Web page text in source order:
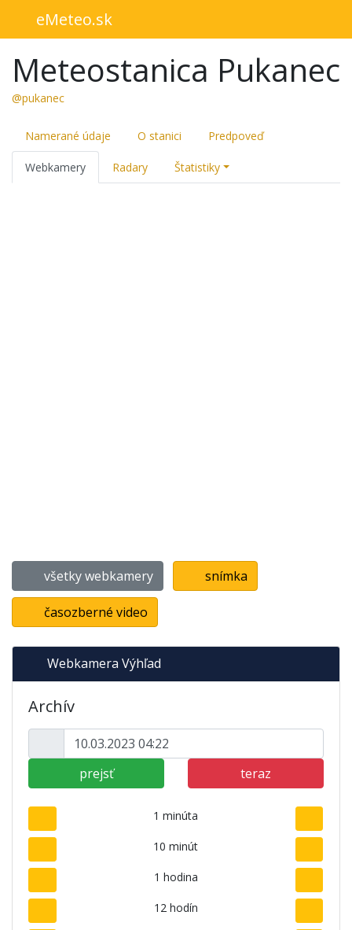
eMeteo.sk
Meteostanica Pukanec
@pukanec
Namerané údaje O stanici Predpoveď
Webkamery Radary Štatistiky
všetky webkamery snímka
časozberné video
Webkamera Výhľad
Archív
prejsť teraz
1 minúta
10 minút
1 hodina
12 hodín